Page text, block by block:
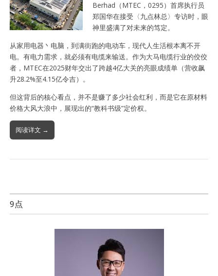
Berhad（MTEC，0295）首席执行员
郑国华在接受〈九点林总〉专访时，眼
神里盛满了对未来的笃定。
从家用电器丶电脑，到满街跑的电动车，现代人生活根本离不开
电。有电力需求，就必须有电缆来输送。作为大马电缆行业的佼佼
者，MTEC在2025财年交出了跨越4亿大关的亮眼成绩单（营收飙
升28.2%至4.15亿令吉）。
但这背后的核心看点，并不是赚了多少社会红利，而是它在原材料
价格大风大浪中，展现出的“教科书级”定价权。
阅读详文 →
9点